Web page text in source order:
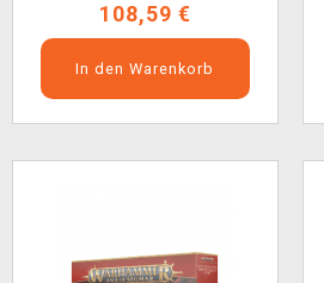
108,59 €
In den Warenkorb